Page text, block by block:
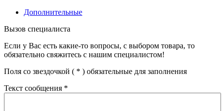
Дополнительные
Вызов специалиста
Если у Вас есть какие-то вопросы, с выбором товара, то
обязательно свяжитесь с нашим специалистом!
Поля со звездочкой ( * ) обязательные для заполнения
Текст сообщения *